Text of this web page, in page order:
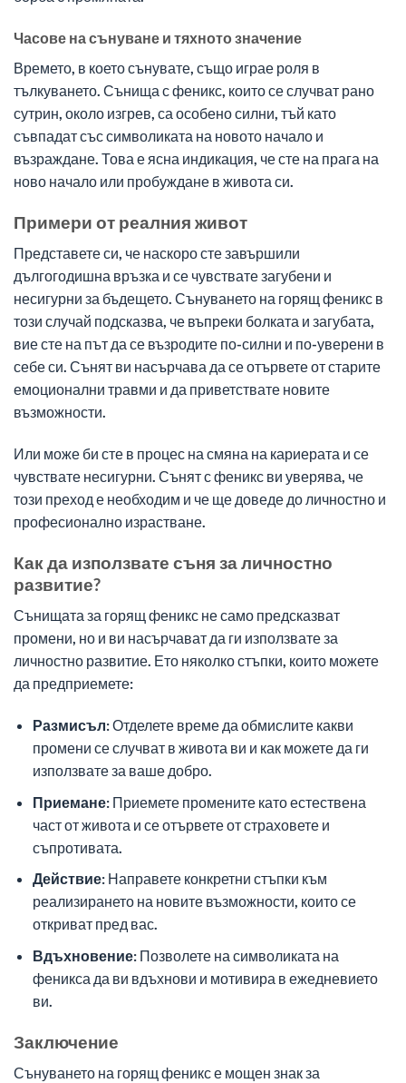
Часове на сънуване и тяхното значение
Времето, в което сънувате, също играе роля в
тълкуването. Сънища с феникс, които се случват рано
сутрин, около изгрев, са особено силни, тъй като
съвпадат със символиката на новото начало и
възраждане. Това е ясна индикация, че сте на прага на
ново начало или пробуждане в живота си.
Примери от реалния живот
Представете си, че наскоро сте завършили
дългогодишна връзка и се чувствате загубени и
несигурни за бъдещето. Сънуването на горящ феникс в
този случай подсказва, че въпреки болката и загубата,
вие сте на път да се възродите по-силни и по-уверени в
себе си. Сънят ви насърчава да се отървете от старите
емоционални травми и да приветствате новите
възможности.
Или може би сте в процес на смяна на кариерата и се
чувствате несигурни. Сънят с феникс ви уверява, че
този преход е необходим и че ще доведе до личностно и
професионално израстване.
Как да използвате съня за личностно
развитие?
Сънищата за горящ феникс не само предсказват
промени, но и ви насърчават да ги използвате за
личностно развитие. Ето няколко стъпки, които можете
да предприемете:
Размисъл:Отделете време да обмислите какви
промени се случват в живота ви и как можете да ги
използвате за ваше добро.
Приемане:Приемете промените като естествена
част от живота и се отървете от страховете и
съпротивата.
Действие:Направете конкретни стъпки към
реализирането на новите възможности, които се
откриват пред вас.
Вдъхновение:Позволете на символиката на
феникса да ви вдъхнови и мотивира в ежедневието
ви.
Заключение
Сънуването на горящ феникс е мощен знак за